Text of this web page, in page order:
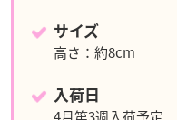
サイズ
高さ：約8cm
入荷日